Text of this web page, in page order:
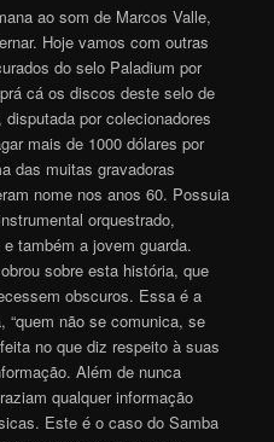
ao som de Marcos Valle,
Hoje vamos com outras
do selo Paladium por
cá os discos deste selo de
por colecionadores
mais de 1000 dólares por
das muitas gravadoras
nome nos anos 60. Possuia
orquestrado,
também a jovem guarda.
sobre esta história, que
obscuros. Essa é a
“quem não se comunica, se
no que diz respeito à suas
Além de nunca
qualquer informação
Este é o caso do Samba